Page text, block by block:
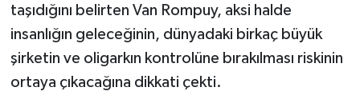
taşıdığını belirten Van Rompuy, aksi halde
insanlığın geleceğinin, dünyadaki birkaç büyük
şirketin ve oligarkın kontrolüne bırakılması riskinin
ortaya çıkacağına dikkati çekti.